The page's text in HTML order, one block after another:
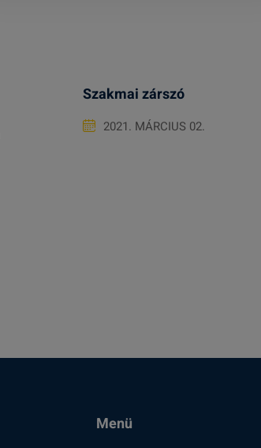
Szakmai zárszó
2021. MÁRCIUS 02.
Menü